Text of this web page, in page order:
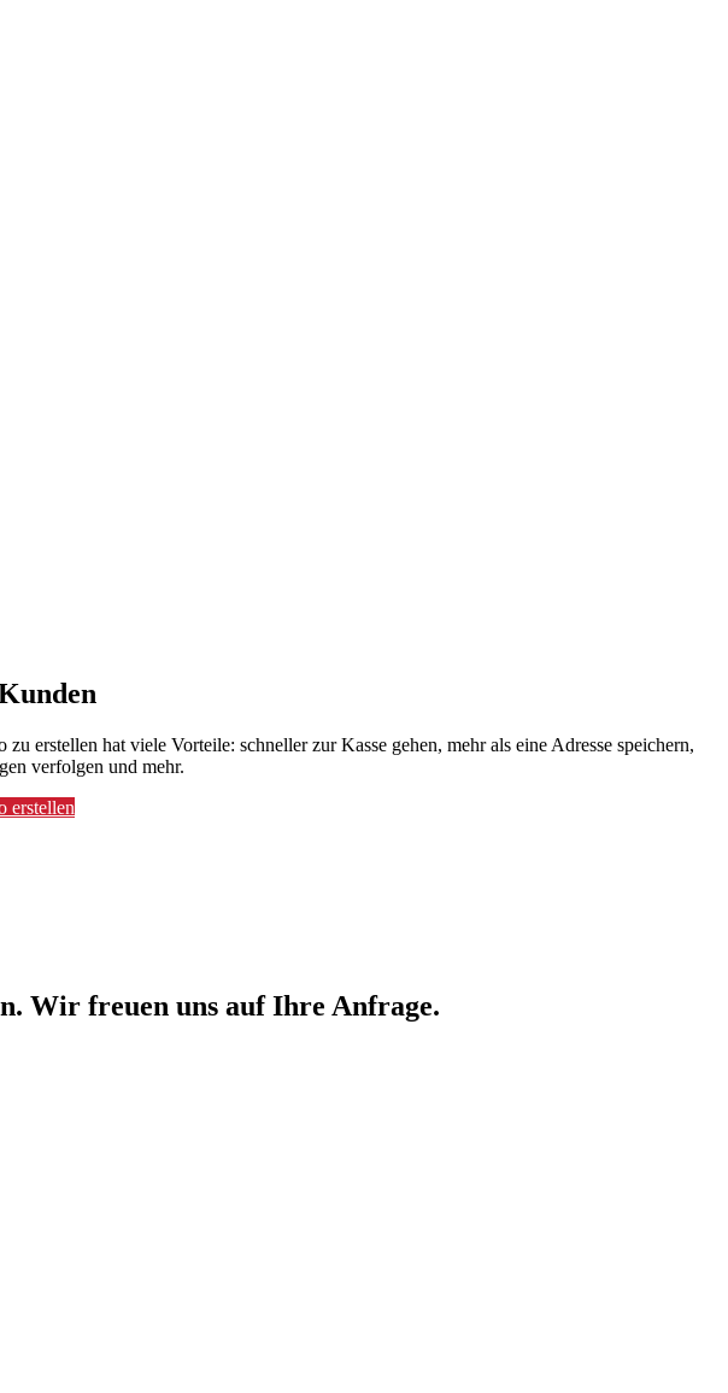
zu erstellen hat viele Vorteile: schneller zur Kasse gehen, mehr als eine Adresse speichern,
verfolgen und mehr.
erstellen
Wir freuen uns auf Ihre Anfrage.